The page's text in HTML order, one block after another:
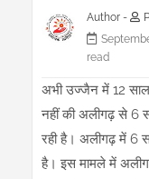
Author -
read
अभी उज्जैन में 12 साल
नहीं की अलीगढ़ से 6
रही है। अलीगढ़ में 6
है। इस मामले में